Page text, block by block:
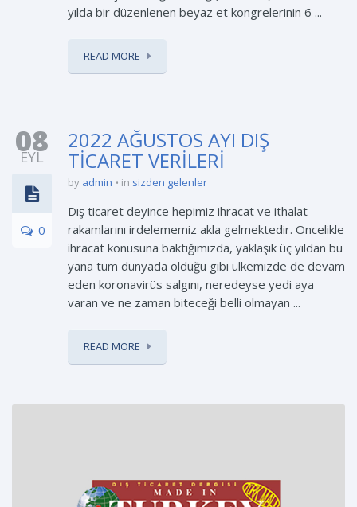
yılda bir düzenlenen beyaz et kongrelerinin 6 ...
READ MORE
08
EYL
0
2022 AĞUSTOS AYI DIŞ
TİCARET VERİLERİ
by admin in sizden gelenler
Dış ticaret deyince hepimiz ihracat ve ithalat
rakamlarını irdelememiz akla gelmektedir. Öncelikle
ihracat konusuna baktığımızda, yaklaşık üç yıldan bu
yana tüm dünyada olduğu gibi ülkemizde de devam
eden koronavirüs salgını, neredeyse yedi aya
varan ve ne zaman biteceği belli olmayan ...
READ MORE